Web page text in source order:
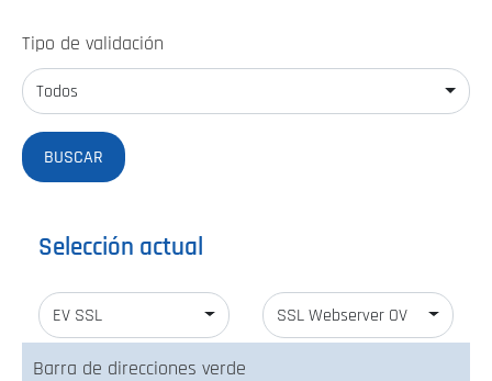
Tipo de validación
Todos
Selección actual
EV SSL SSL Webserver OV
Barra de direcciones verde